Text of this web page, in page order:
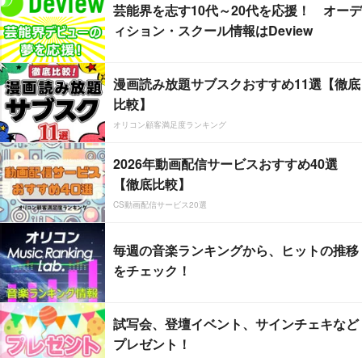
芸能界を志す10代～20代を応援！ オーデ
ィション・スクール情報はDeview
漫画読み放題サブスクおすすめ11選【徹底
比較】
オリコン顧客満足度ランキング
2026年動画配信サービスおすすめ40選
【徹底比較】
CS動画配信サービス20選
毎週の音楽ランキングから、ヒットの推移
をチェック！
試写会、登壇イベント、サインチェキなど
プレゼント！